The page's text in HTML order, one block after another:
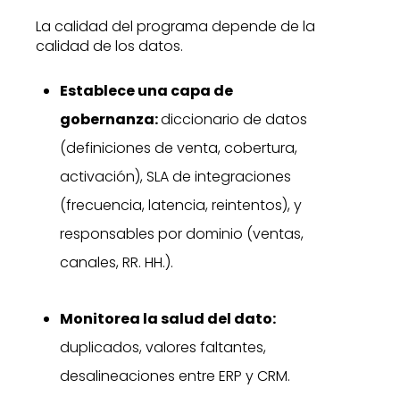
La calidad del programa depende de la
calidad de los datos.
Establece una capa de
gobernanza:diccionario de datos
(definiciones de venta, cobertura,
activación), SLA de integraciones
(frecuencia, latencia, reintentos), y
responsables por dominio (ventas,
canales, RR. HH.).
Monitorea la salud del dato:
duplicados, valores faltantes,
desalineaciones entre ERP y CRM.